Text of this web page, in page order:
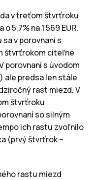
v treťom štvrťroku
5,7% na 1 569 EUR.
v porovnaní s
štvrťrokom citeľne
porovnaní s úvodom
ale predsa len stále
rast miezd. V
štvrťroku
so silným
ich rastu zvoľnilo
(prvý štvrťrok –
rastu miezd